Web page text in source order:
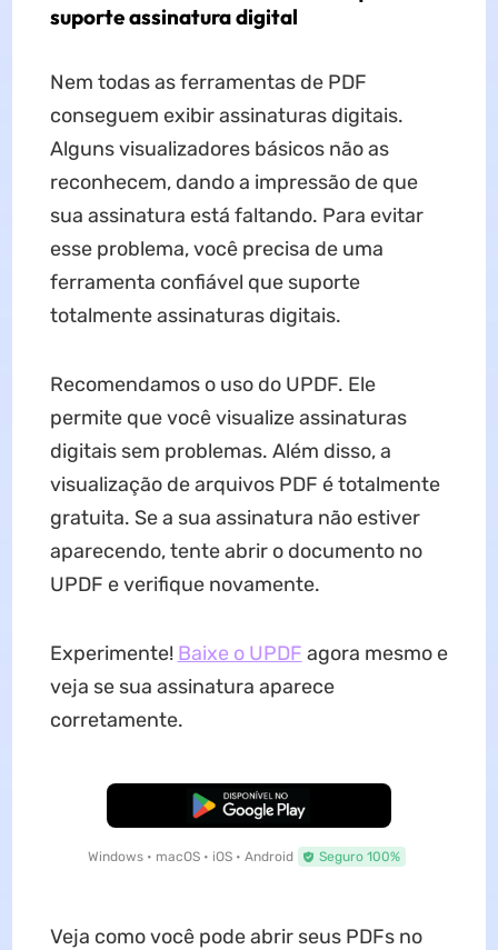
suporte assinatura digital
Nem todas as ferramentas de PDF
conseguem exibir assinaturas digitais.
Alguns visualizadores básicos não as
reconhecem, dando a impressão de que
sua assinatura está faltando. Para evitar
esse problema, você precisa de uma
ferramenta confiável que suporte
totalmente assinaturas digitais.
Recomendamos o uso do UPDF. Ele
permite que você visualize assinaturas
digitais sem problemas. Além disso, a
visualização de arquivos PDF é totalmente
gratuita. Se a sua assinatura não estiver
aparecendo, tente abrir o documento no
UPDF e verifique novamente.
Experimente! Baixe o UPDF agora mesmo e
veja se sua assinatura aparece
corretamente.
Baixar Grátis
Windows • macOS • iOS • Android Seguro 100%
Veja como você pode abrir seus PDFs no